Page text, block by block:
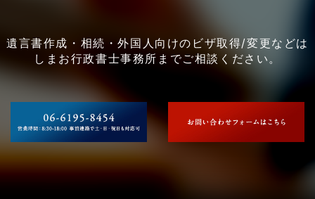
遺言書作成・相続・外国人向けのビザ取得/変更などは
しまお行政書士事務所までご相談ください。